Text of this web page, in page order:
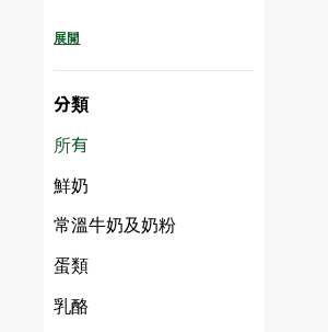
展開
分類
所有
鮮奶
常溫牛奶及奶粉
蛋類
乳酪